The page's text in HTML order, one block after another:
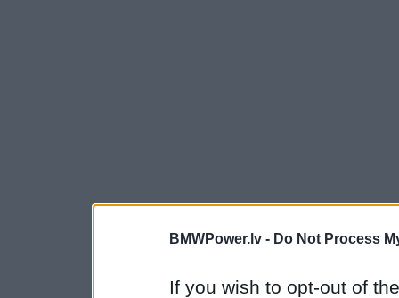
BMWPower.lv - Do Not Process
If you wish to opt-out of